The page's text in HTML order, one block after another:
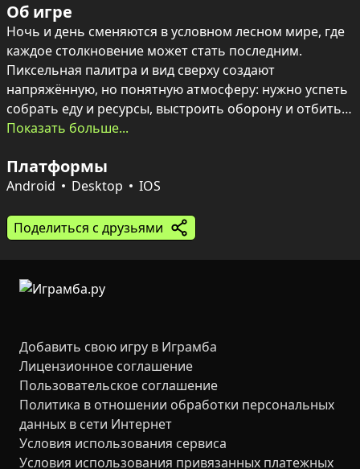
Об игре
Ночь и день сменяются в условном лесном мире, где
каждое столкновение может стать последним.
Пиксельная палитра и вид сверху создают
напряжённую, но понятную атмосферу: нужно успеть
собрать еду и ресурсы, выстроить оборону и отбить
яростные налёты муравьёв и термитов.
переноси предметы, ломай объекты, строй
укрепления и прокачивай жука, чтобы выдерживать
гайд для удобного старта, а цель одна: продержаться
максимально долго и побить собственный рекорд.
Показать больше...
Платформы
Android Desktop IOS
Поделиться с друзьями
Добавить свою игру в Играмба
Лицензионное соглашение
Пользовательское соглашение
Политика в отношении обработки персональных
данных в сети Интернет
Условия использования сервиса
Условия использования привязанных платежных